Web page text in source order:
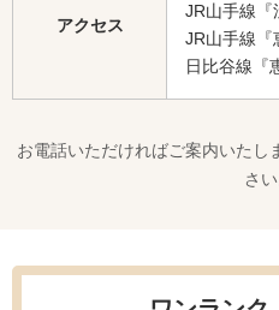
アクセス
JR山手線『
JR山手線『
日比谷線『
お電話いただければご案内いたし
さい